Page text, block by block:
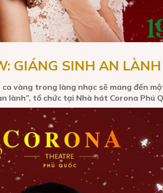
GIÁNG SINH AN LÀNH
ca vàng trong làng nhạc sẽ mang đến
lành”, tổ chức tại Nhà hát Corona Phú